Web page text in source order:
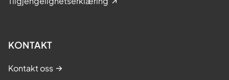
KONTAKT
Kontakt oss